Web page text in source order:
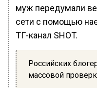
муж передумали
сети с помощью
ТГ-канал SHOT.
Российских
массовой